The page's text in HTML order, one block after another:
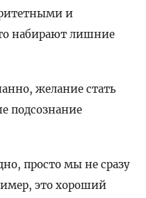
и
набирают лишние
желание стать
подсознание
просто мы не сразу
это хороший